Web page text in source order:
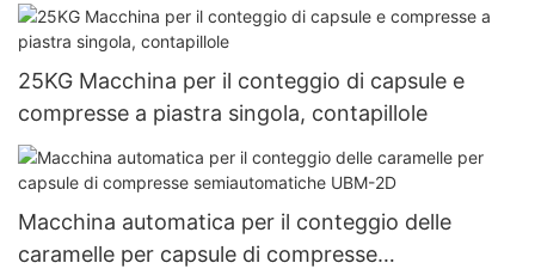
25KG Macchina per il conteggio di capsule e
compresse a piastra singola, contapillole
Macchina automatica per il conteggio delle
caramelle per capsule di compresse